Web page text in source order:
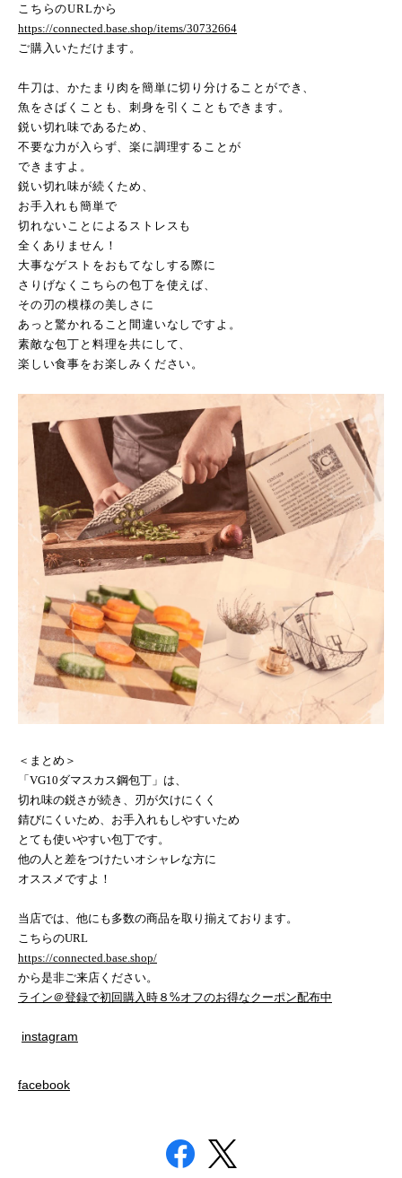
こちらのURLから
https://connected.base.shop/items/30732664
ご購入いただけます。
牛刀は、かたまり肉を簡単に切り分けることができ、
魚をさばくことも、刺身を引くこともできます。
鋭い切れ味であるため、
不要な力が入らず、楽に調理することが
できますよ。
鋭い切れ味が続くため、
お手入れも簡単で
切れないことによるストレスも
全くありません！
大事なゲストをおもてなしする際に
さりげなくこちらの包丁を使えば、
その刃の模様の美しさに
あっと驚かれること間違いなしですよ。
素敵な包丁と料理を共にして、
楽しい食事をお楽しみください。
＜まとめ＞
「 VG10ダマスカス鋼包丁」は、
切れ味の鋭さが続き、刃が欠けにくく
錆びにくいため、お手入れもしやすいため
とても使いやすい包丁です。
他の人と差をつけたいオシャレな方に
オススメですよ！
当店では、他にも多数の商品を取り揃えております。
こちらのURL
https://connected.base.shop/
から是非ご来店ください。
ライン＠登録で初回購入時８%オフのお得なクーポン配布中
instagram
facebook